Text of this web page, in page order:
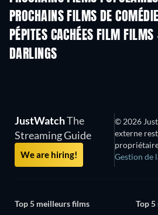
PROCHAINS FILMS DE COMÉDIE
PÉPITES CACHÉES FILM
DARLINGS
JustWatchThe
Streaming Guide
We are hiring!
© 2026
externe
Gestion de
Top 5 meilleurs films
Top